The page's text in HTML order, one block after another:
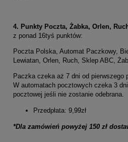
4. Punkty Poczta, Żabka, Orlen,
z ponad 16tyś punktów:
Poczta Polska, Automat Paczkowy,
Lewiatan, Orlen, Ruch, Sklep ABC,
Paczka czeka aż 7 dni od pierwszego
W automatach pocztowych czeka 3
pocztowej jeśli nie zostanie odebrana.
Przedpłata: 9,99zł
*Dla zamówień powyżej 150 zł